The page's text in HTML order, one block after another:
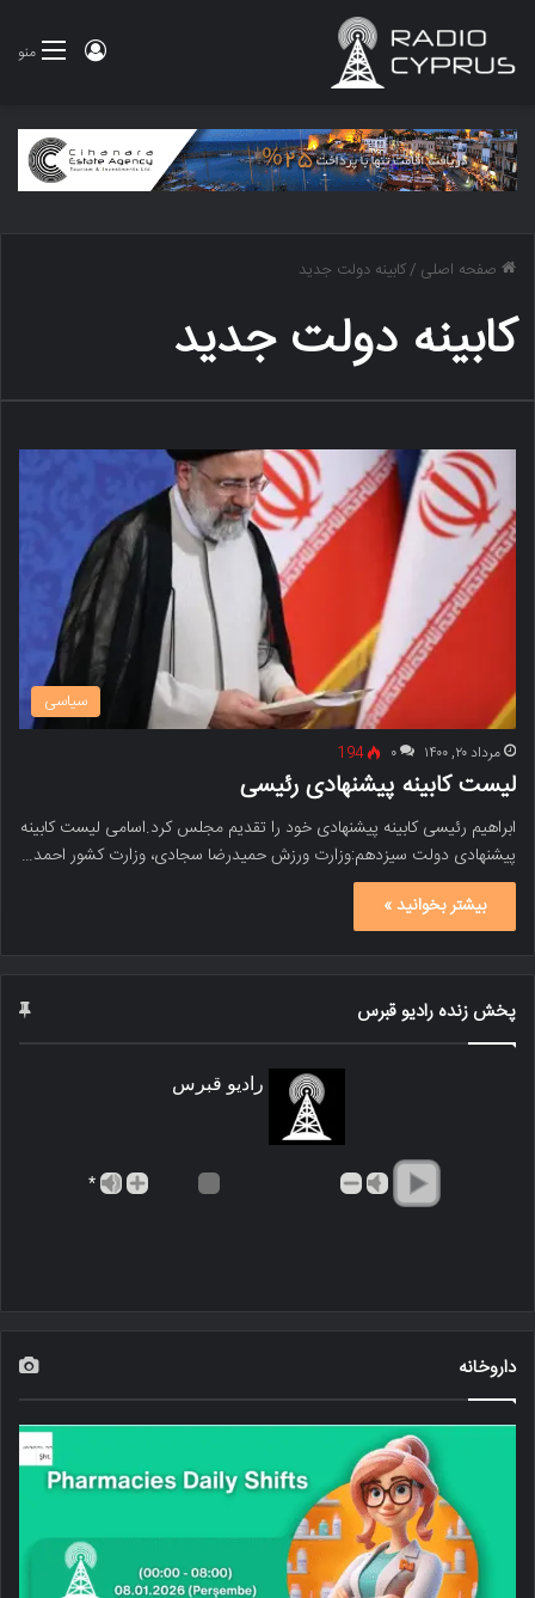
منو ورود
صفحه اصلی /کابینه دولت جدید
کابینه دولت جدید
سیاسی
مرداد ۲۰, ۱۴۰۰ ۰ 194
لیست کابینه پیشنهادی رئیسی
ابراهیم رئیسی کابینه پیشنهادی خود را تقدیم مجلس کرد.اسامی لیست کابینه
پیشنهادی دولت سیزدهم:وزارت ورزش حمیدرضا سجادی، وزارت کشور احمد…
بیشتر بخوانید »
پخش زنده رادیو قبرس
رادیو قبرس
*
داروخانه